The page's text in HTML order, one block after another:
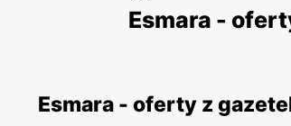
Esmara -
Esmara - oferty z